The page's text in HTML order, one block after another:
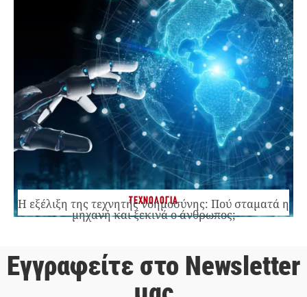
ΤΕΧΝΟΛΟΓΙΑ
Η εξέλιξη της τεχνητής νοημοσύνης: Πού σταματά η
μηχανή και ξεκινά ο άνθρωπος;
Εγγραφείτε στο Newsletter